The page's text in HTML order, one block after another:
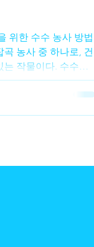
위한 수수 농사 방법
농사 중 하나로, 건
작물이다. 수수는
, 사료용 등 다양한 용
판로를 기대할 수
도면 수확이 가능하
적정 온도 : 25~30
산도 : pH 5.5~6.5 과